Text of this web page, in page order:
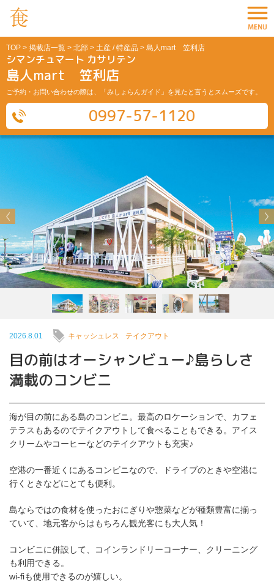
TOP > 掲載店一覧 > 北部 > 土産 / 特産品 > 島人mart 笠利店
シマンチュマート カサリテン
島人mart 笠利店
ご予約・お問い合わせの際は、「みしょらんガイド」を見たと言うとスムーズです。
0997-57-1120
2026.8.01 キャッシュレス テイクアウト
目の前はオーシャンビュー♪島らしさ
満載のコンビニ
海が目の前にある島のコンビニ。最高のロケーションで、カフェ
テラスもあるのでテイクアウトして食べることもできる。アイス
クリームやコーヒーなどのテイクアウトも充実♪
空港の一番近くにあるコンビニなので、ドライブのときや空港に
行くときなどにとても便利。
島ならではの食材を使ったおにぎりや惣菜などが種類豊富に揃っ
ていて、地元客からはもちろん観光客にも大人気！
コンビニに併設して、コインランドリーコーナー、クリーニング
も利用できる。
wi-fiも使用できるのが嬉しい。